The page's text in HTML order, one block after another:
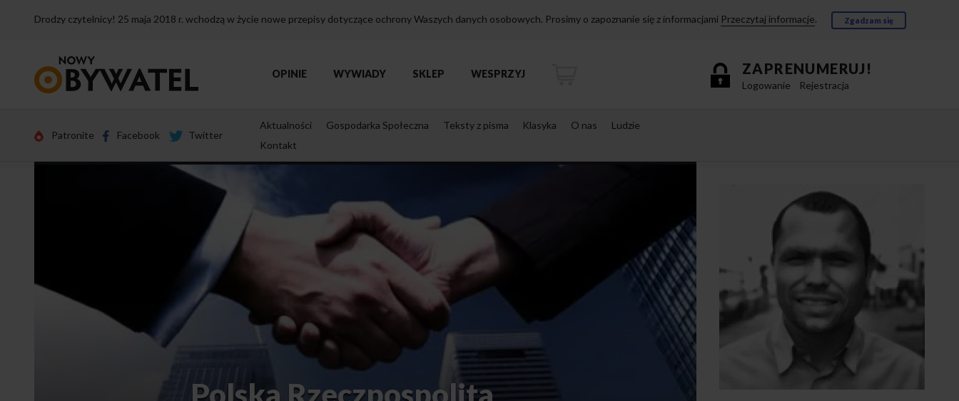
Drodzy czytelnicy! 25 maja 2018 r. wchodzą w życie nowe przepisy dotyczące ochrony Waszych danych osobowych. Prosimy o zapoznanie się z informacjami Przeczytaj informacje. Zgadzam się
strony
ZAPRENUMERUJ!
Logowanie Rejestracja
OPINIE WYWIADY SKLEP WESPRZYJ
Patronite Facebook Twitter
Aktualności Gospodarka Społeczna Teksty z pisma Klasyka O nas
Ludzie
Kontakt
Polska Rzeczpospolita